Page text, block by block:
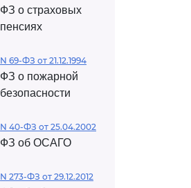
ФЗ о страховых
пенсиях
N 69-ФЗ от 21.12.1994
ФЗ о пожарной
безопасности
N 40-ФЗ от 25.04.2002
ФЗ об ОСАГО
N 273-ФЗ от 29.12.2012